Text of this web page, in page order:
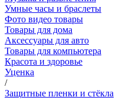
Умные часы и браслеты
Фото видео товары
Товары для дома
Аксессуары для авто
Товары для компьютера
Красота и здоровье
Уценка
/
Защитные пленки и стёкла